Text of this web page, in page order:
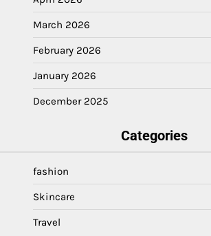
March 2026
February 2026
January 2026
December 2025
Categories
fashion
Skincare
Travel